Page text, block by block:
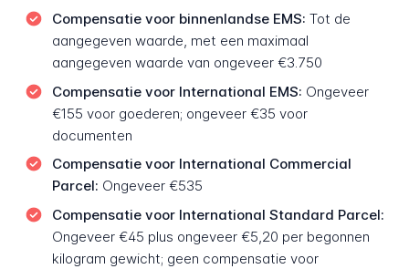
Compensatie voor binnenlandse EMS: Tot de
aangegeven waarde, met een maximaal
aangegeven waarde van ongeveer €3.750
Compensatie voor International EMS: Ongeveer
€155 voor goederen; ongeveer €35 voor
documenten
Compensatie voor International Commercial
Parcel: Ongeveer €535
Compensatie voor International Standard Parcel:
Ongeveer €45 plus ongeveer €5,20 per begonnen
kilogram gewicht; geen compensatie voor